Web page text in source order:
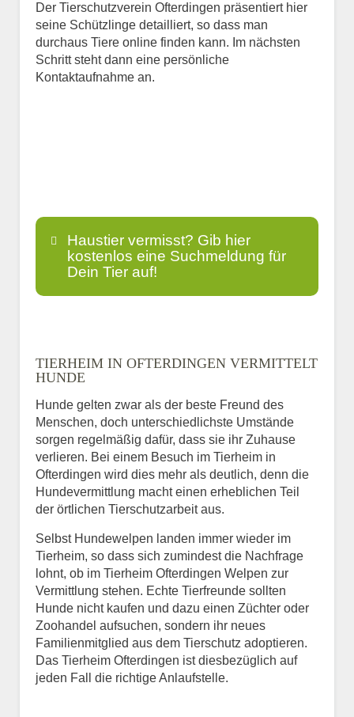
Der Tierschutzverein Ofterdingen präsentiert hier
seine Schützlinge detailliert, so dass man
durchaus Tiere online finden kann. Im nächsten
Schritt steht dann eine persönliche
Kontaktaufnahme an.
Haustier vermisst? Gib hier
kostenlos eine Suchmeldung für
Dein Tier auf!
E-Mail*
Informationen über das
Tier.
Art des Tiers*
TIERHEIM IN OFTERDINGEN VERMITTELT
HUNDE
Hunde gelten zwar als der beste Freund des
Menschen, doch unterschiedlichste Umstände
sorgen regelmäßig dafür, dass sie ihr Zuhause
verlieren. Bei einem Besuch im Tierheim in
Ofterdingen wird dies mehr als deutlich, denn die
Hundevermittlung macht einen erheblichen Teil
der örtlichen Tierschutzarbeit aus.
Selbst Hundewelpen landen immer wieder im
Tierheim, so dass sich zumindest die Nachfrage
lohnt, ob im Tierheim Ofterdingen Welpen zur
Vermittlung stehen. Echte Tierfreunde sollten
Hunde nicht kaufen und dazu einen Züchter oder
Zoohandel aufsuchen, sondern ihr neues
Familienmitglied aus dem Tierschutz adoptieren.
Das Tierheim Ofterdingen ist diesbezüglich auf
jeden Fall die richtige Anlaufstelle.